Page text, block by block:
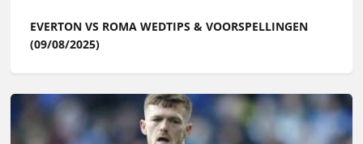
EVERTON VS ROMA WEDTIPS & VOORSPELLINGEN
(09/08/2025)